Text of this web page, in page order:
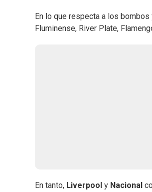
En lo que respecta a los
Fluminense, River Plate,
En tanto, Liverpool y Nacional